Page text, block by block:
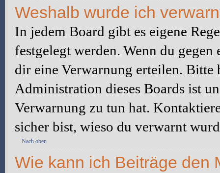
Weshalb wurde ich
In jedem Board gibt es eigene
festgelegt werden. Wenn du
dir eine Verwarnung erteilen. Bitte
Administration dieses Boards ist
Verwarnung zu tun hat.
sicher bist, wieso du verwarnt
Nach oben
Wie kann ich Beiträge den